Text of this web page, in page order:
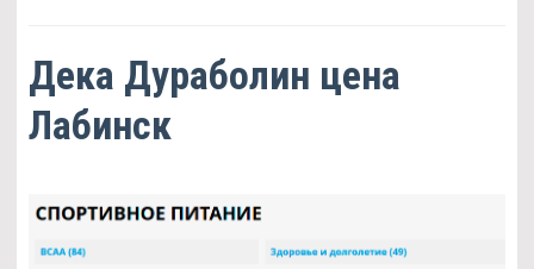
Дека Дураболин цена
Лабинск